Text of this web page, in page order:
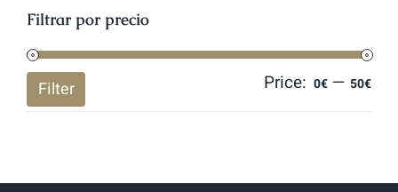
Filtrar por precio
Filter Price: 0€ — 50€